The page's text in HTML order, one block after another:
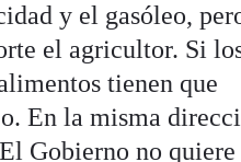
y el gasóleo,
el agricultor. Si
tienen que
En la misma
Gobierno no quiere